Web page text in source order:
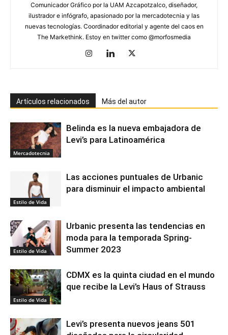
Comunicador Gráfico por la UAM Azcapotzalco, diseñador,
ilustrador e infógrafo, apasionado por la mercadotecnia y las
nuevas tecnologías. Coordinador editorial y agente del caos en
The Markethink. Estoy en twitter como @morfosmedia
Artículos relacionados Más del autor
Mercadotecnia
Belinda es la nueva embajadora de
Levi’s para Latinoamérica
Estilo de Vida
Las acciones puntuales de Urbanic
para disminuir el impacto ambiental
Estilo de Vida
Urbanic presenta las tendencias en
moda para la temporada Spring-
Summer 2023
Estilo de Vida
CDMX es la quinta ciudad en el mundo
que recibe la Levi’s Haus of Strauss
Levi’s presenta nuevos jeans 501